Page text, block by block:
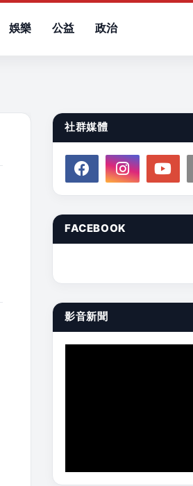
娛樂 公益 政治
社群媒體
FACEBOOK
影音新聞